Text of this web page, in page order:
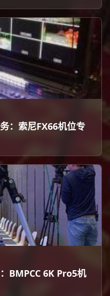
：索尼FX66机位专
BMPCC 6K Pro5机